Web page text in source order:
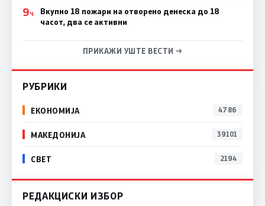
9Ч
Вкупно 18 пожари на отворено денеска до 18
часот, два се активни
ПРИКАЖИ УШТЕ ВЕСТИ →
РУБРИКИ
ЕКОНОМИЈА 4786
МАКЕДОНИЈА 39101
СВЕТ 2194
РЕДАКЦИСКИ ИЗБОР